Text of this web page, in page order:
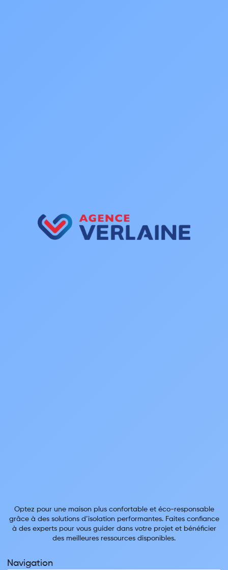
Optez pour une maison plus confortable et éco-responsable
grâce à des solutions d’isolation performantes. Faites confiance
à des experts pour vous guider dans votre projet et bénéficier
des meilleures ressources disponibles.
Navigation